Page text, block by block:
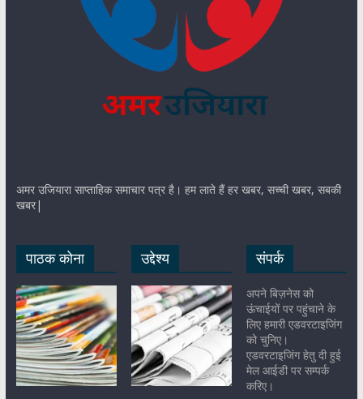
अमर उजियारा साप्ताहिक समाचार पत्र है। हम लाते हैं हर खबर, सच्ची खबर, सबकी
खबर|
पाठक कोना उद्देश्य संपर्क
अपने बिज़नेस को
ऊंचाईयों पर पहुंचाने के
लिए हमारी एडवरटाइजिंग
को चुनिए।
एडवरटाइजिंग हेतु दी हुई
मेल आईडी पर सम्पर्क
करिए।